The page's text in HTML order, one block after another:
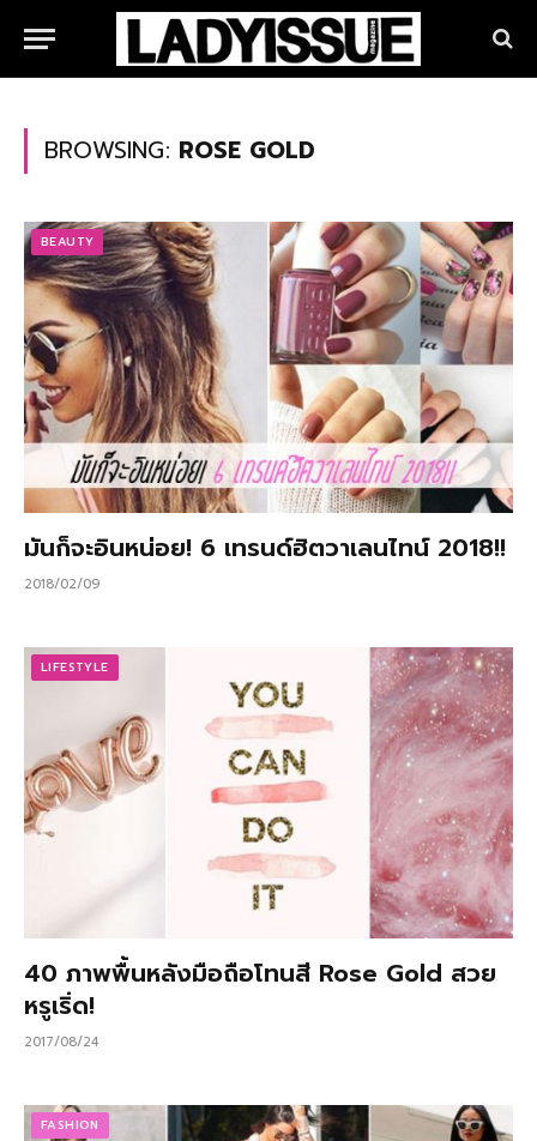
BROWSING: ROSE GOLD
BEAUTY
มันก็จะอินหน่อย! 6 เทรนด์ฮิตวาเลนไทน์ 2018!!
2018/02/09
LIFESTYLE
40 ภาพพื้นหลังมือถือโทนสี Rose Gold สวย
หรูเริ่ด!
2017/08/24
FASHION